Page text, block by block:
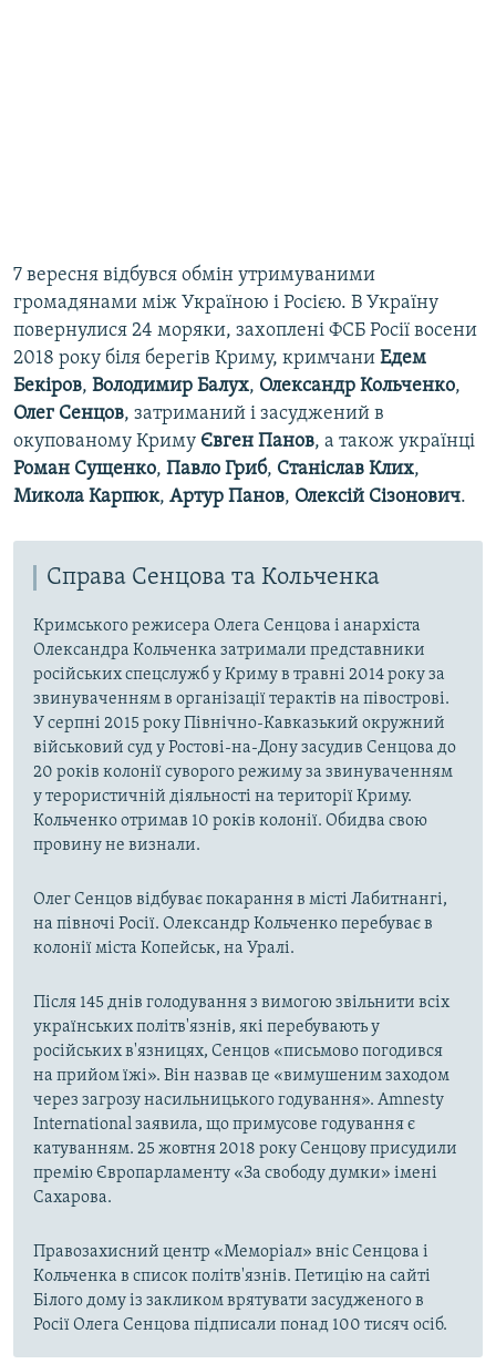
7 вересня відбувся обмін утримуваними
громадянами між Україною і Росією. В Україну
повернулися 24 моряки, захоплені ФСБ Росії восени
2018 року біля берегів Криму, кримчани Едем
Бекіров, Володимир Балух, Олександр Кольченко,
Олег Сенцов, затриманий і засуджений в
окупованому Криму Євген Панов, а також українці
Роман Сущенко, Павло Гриб, Станіслав Клих,
Микола Карпюк, Артур Панов, Олексій Сізонович.
Справа Сенцова та Кольченка
Кримського режисера Олега Сенцова і анархіста
Олександра Кольченка затримали представники
російських спецслужб у Криму в травні 2014 року за
звинуваченням в організації терактів на півострові.
У серпні 2015 року Північно-Кавказький окружний
військовий суд у Ростові-на-Дону засудив Сенцова до
20 років колонії суворого режиму за звинуваченням
у терористичній діяльності на території Криму.
Кольченко отримав 10 років колонії. Обидва свою
провину не визнали.
Олег Сенцов відбуває покарання в місті Лабитнангі,
на півночі Росії. Олександр Кольченко перебуває в
колонії міста Копейськ, на Уралі.
Після 145 днів голодування з вимогою звільнити всіх
українських політв'язнів, які перебувають у
російських в'язницях, Сенцов «письмово погодився
на прийом їжі». Він назвав це «вимушеним заходом
через загрозу насильницького годування». Amnesty
International заявила, що примусове годування є
катуванням. 25 жовтня 2018 року Сенцову присудили
премію Європарламенту «За свободу думки» імені
Сахарова.
Правозахисний центр «Меморіал» вніс Сенцова і
Кольченка в список політв'язнів. Петицію на сайті
Білого дому із закликом врятувати засудженого в
Росії Олега Сенцова підписали понад 100 тисяч осіб.